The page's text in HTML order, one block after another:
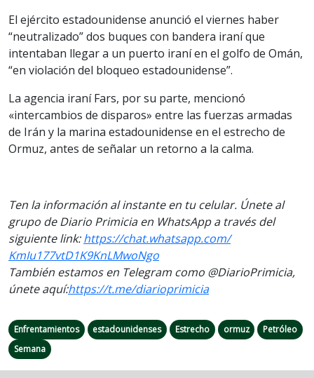
El ejército estadounidense anunció el viernes haber
“neutralizado” dos buques con bandera iraní que
intentaban llegar a un puerto iraní en el golfo de Omán,
“en violación del bloqueo estadounidense”.
La agencia iraní Fars, por su parte, mencionó
«intercambios de disparos» entre las fuerzas armadas
de Irán y la marina estadounidense en el estrecho de
Ormuz, antes de señalar un retorno a la calma.
Ten la información al instante en tu celular. Únete al
grupo de Diario Primicia en WhatsApp a través del
siguientelink:https://chat.whatsapp.com/
KmIu177vtD1K9KnLMwoNgo
También estamos en Telegram como @DiarioPrimicia,
únete aquí:https://t.me/diarioprimicia
Enfrentamientos estadounidenses Estrecho ormuz
Petróleo
Semana